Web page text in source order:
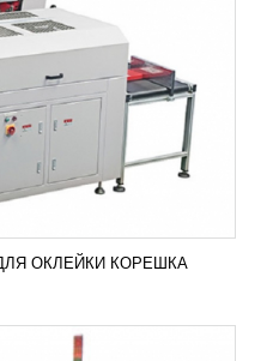
ОКЛЕЙКИ КОРЕШКА
машина
штучных изделий в
швом. Это
Добавить в сравнение